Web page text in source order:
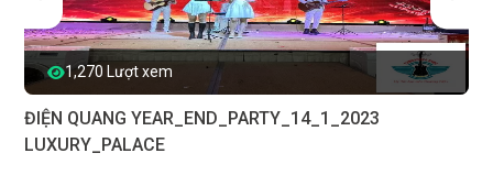
1,270 Lượt xem
ĐIỆN QUANG YEAR_END_PARTY_14_1_2023
LUXURY_PALACE